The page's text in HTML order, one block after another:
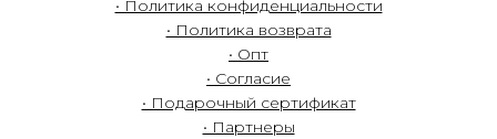
• Политика конфиденциальности
• Политика возврата
• Опт
• Согласие
• Подарочный сертификат
• Партнеры